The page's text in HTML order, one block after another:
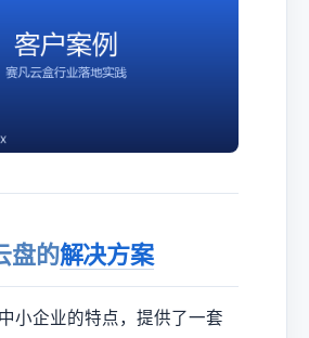
盘的解决方案
小企业的特点，提供了一套